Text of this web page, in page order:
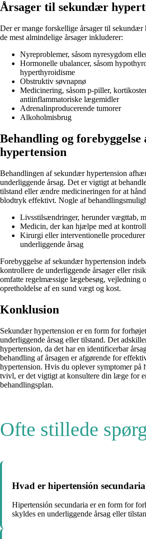
Årsager til sekundær
Der er mange forskellige årsager til
de mest almindelige årsager inkluderer:
Nyreproblemer, såsom nyresygdom
Hormonelle ubalancer, såsom
hyperthyroidisme
Obstruktiv søvnapnø
Medicinering, såsom p-piller,
antiinflammatoriske lægemidler
Adrenalinproducerende tumorer
Alkoholmisbrug
Behandling og
hypertension
Behandlingen af sekundær hypertension
underliggende årsag. Det er vigtigt at
tilstand eller ændre medicineringen for at
blodtryk effektivt. Nogle af
Livsstilsændringer, herunder vægttab,
Medicin, der kan hjælpe med at
Kirurgi eller interventionelle procedurer
underliggende årsag
Forebyggelse af sekundær hypertension
kontrollere de underliggende årsager eller
omfatte regelmæssige lægebesøg, vejledning
opretholdelse af en sund vægt og kost.
Konklusion
Sekundær hypertension er en form for
underliggende årsag eller tilstand. Det
hypertension, da det har en identificerbar
behandling af årsagen er afgørende for
hypertension. Hvis du oplever symptomer på
tvivl, er det vigtigt at konsultere din læge for
behandlingsplan.
Ofte stillede
Hvad er hipertensión
Hipertensión secundaria er en form for
skyldes en underliggende årsag eller